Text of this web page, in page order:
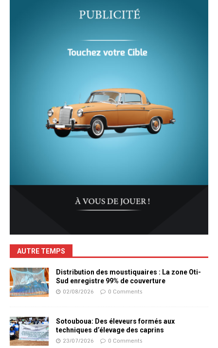
AUTRE TEMPS
Distribution des moustiquaires : La zone Oti-
Sud enregistre 99% de couverture
02/08/2026 0 Comments
Sotouboua: Des éleveurs formés aux
techniques d’élevage des caprins
23/07/2026 0 Comments